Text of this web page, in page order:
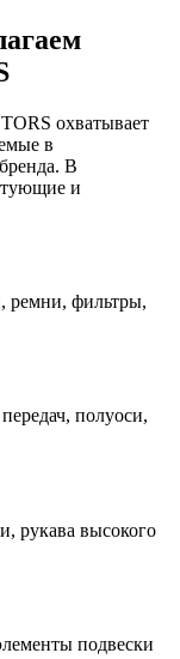
охватывает
в
В
и
ремни, фильтры,
полуоси,
рукава высокого
подвески